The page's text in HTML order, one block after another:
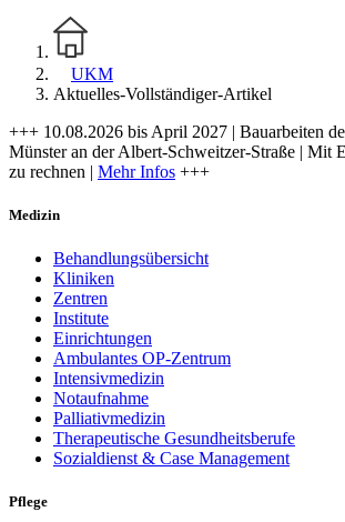
UKM
Aktuelles-Vollständiger-Artikel
+++ 10.08.2026 bis April 2027 | Bauarbeiten
Münster an der Albert-Schweitzer-Straße | Mit
zu rechnen | Mehr Infos +++
Medizin
Behandlungsübersicht
Kliniken
Zentren
Institute
Einrichtungen
Ambulantes OP-Zentrum
Intensivmedizin
Notaufnahme
Palliativmedizin
Therapeutische Gesundheitsberufe
Sozialdienst & Case Management
Pflege